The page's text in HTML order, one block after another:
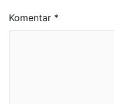
Komentar *